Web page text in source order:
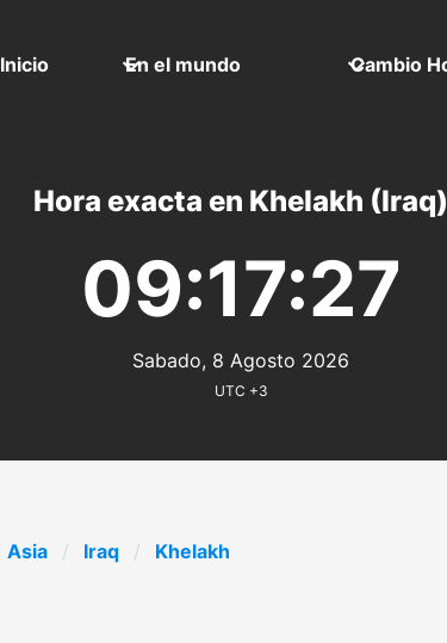
Inicio En el mundo Cambio
Hora exacta en Khelakh (Iraq)
09:17:27
Sabado, 8 Agosto 2026
UTC +3
Asia Iraq Khelakh